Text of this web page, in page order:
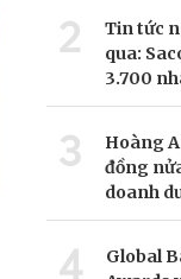
2
Tin tức
qua:
3.700
3
Hoàng
đồng
doanh
4
Global